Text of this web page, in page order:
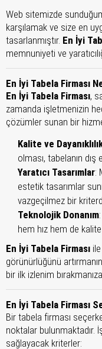
Web sitemizde
karşılamak ve size en
tasarlanmıştır. En İyi
memnuniyeti ve
En İyi Tabela Firması
En İyi Tabela Firması,
zamanda işletmenizin
çözümler sunan bir
Kalite ve
olması, tabelanın dış
Yaratıcı Tasarımlar:
estetik tasarımlar
vazgeçilmez bir
Teknolojik Donanım
hem hız hem de
En İyi Tabela Firması
görünürlüğünü
bir ilk izlenim
En İyi Tabela Firması
Bir tabela firması
noktalar bulunmaktadır.
sağlayacak kriterler: